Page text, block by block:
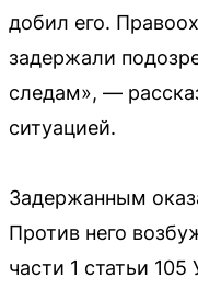
добил его.
задержали
следам», —
ситуацией.
Задержанным
Против него
части 1 статьи